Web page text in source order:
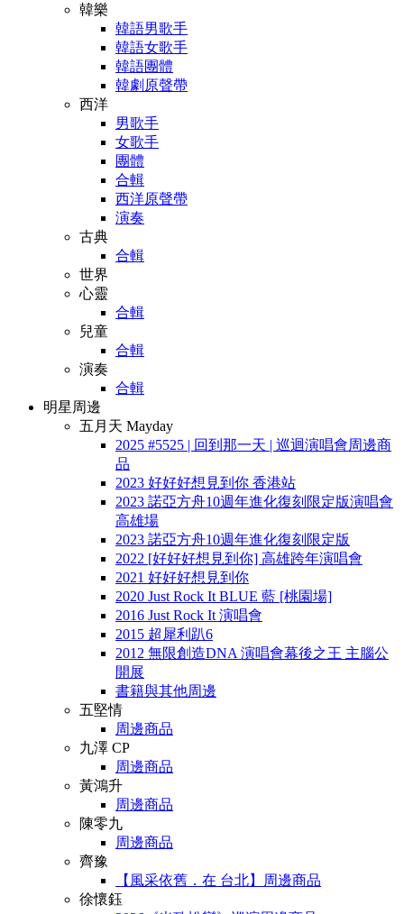
韓樂
韓語男歌手
韓語女歌手
韓語團體
韓劇原聲帶
西洋
男歌手
女歌手
團體
合輯
西洋原聲帶
演奏
古典
合輯
世界
心靈
合輯
兒童
合輯
演奏
合輯
明星周邊
五月天 Mayday
2025 #5525 | 回到那一天 | 巡迴演唱會周邊商
品
2023 好好好想見到你 香港站
2023 諾亞方舟10週年進化復刻限定版演唱會
高雄場
2023 諾亞方舟10週年進化復刻限定版
2022 [好好好想見到你] 高雄跨年演唱會
2021 好好好想見到你
2020 Just Rock It BLUE 藍 [桃園場]
2016 Just Rock It 演唱會
2015 超犀利趴6
2012 無限創造DNA 演唱會幕後之王 主腦公
開展
書籍與其他周邊
五堅情
周邊商品
九澤 CP
周邊商品
黃鴻升
周邊商品
陳零九
周邊商品
齊豫
【風采依舊．在 台北】周邊商品
徐懷鈺